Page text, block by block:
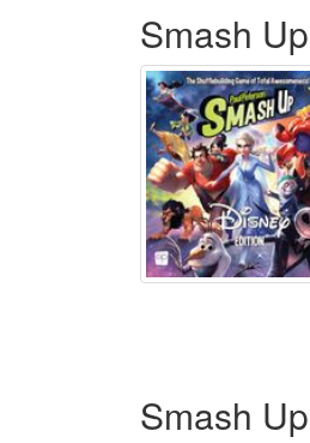
Smash
Smash